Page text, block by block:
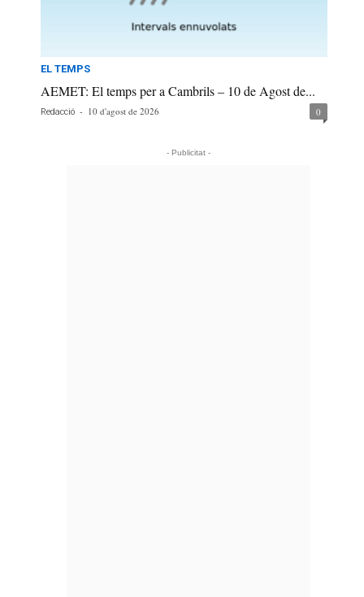
EL TEMPS
AEMET: El temps per a Cambrils – 10 de Agost de...
Redacció - 10 d'agost de 2026 0
- Publicitat -